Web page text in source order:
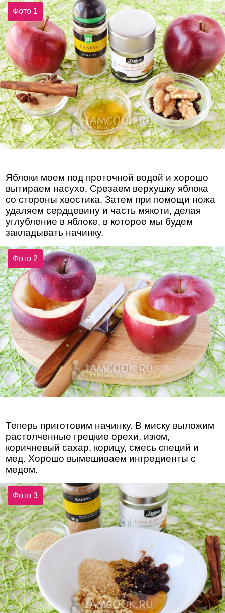
Фото 1
Яблоки моем под проточной водой и хорошо
вытираем насухо. Срезаем верхушку яблока
со стороны хвостика. Затем при помощи ножа
удаляем сердцевину и часть мякоти, делая
углубление в яблоке, в которое мы будем
закладывать начинку.
Фото 2
Теперь приготовим начинку. В миску выложим
растолченные грецкие орехи, изюм,
коричневый сахар, корицу, смесь специй и
мед. Хорошо вымешиваем ингредиенты с
медом.
Фото 3